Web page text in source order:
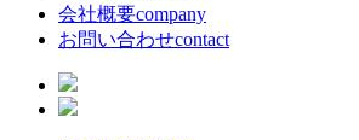
会社概要company
お問い合わせcontact